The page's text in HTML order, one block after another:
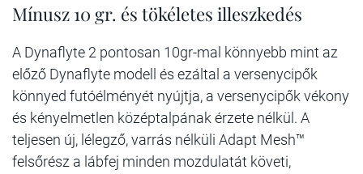
Mínusz 10 gr. és tökéletes illeszkedés
A Dynaflyte 2 pontosan 10gr-mal könnyebb mint az
előző Dynaflyte modell és ezáltal a versenycipők
könnyed futóélményét nyújtja, a versenycipők vékony
és kényelmetlen középtalpának érzete nélkül. A
teljesen új, lélegző, varrás nélküli Adapt Mesh™
felsőrész a lábfej minden mozdulatát követi,